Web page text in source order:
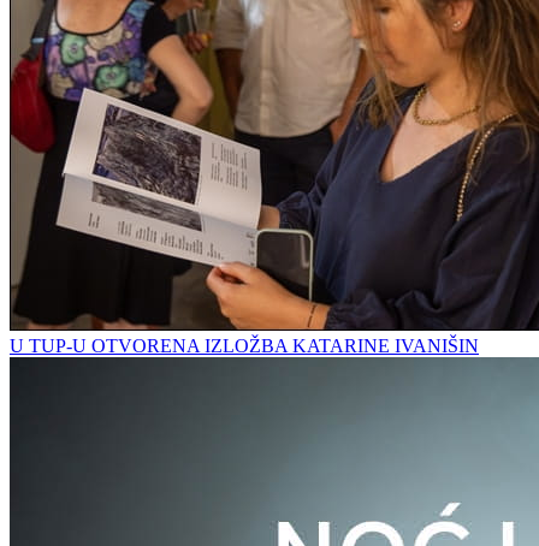
U TUP-U OTVORENA IZLOŽBA KATARINE IVANIŠIN